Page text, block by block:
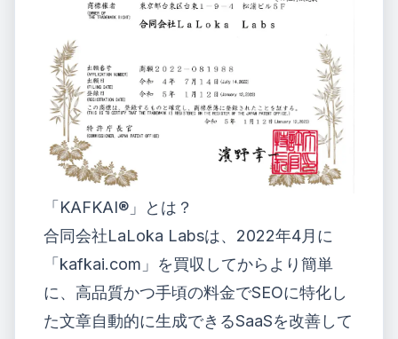
「KAFKAI®」とは？
合同会社LaLoka Labsは、 2022年4月に
「kafkai.com」を買収 してからより簡単
に、高品質かつ手頃の料金でSEOに特化し
た文章自動的に生成できるSaaSを改善して